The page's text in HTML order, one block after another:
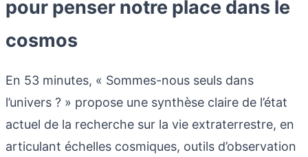
pour penser notre place dans le
cosmos
En 53 minutes, « Sommes-nous seuls dans
l’univers ? » propose une synthèse claire de l’état
actuel de la recherche sur la vie extraterrestre, en
articulant échelles cosmiques, outils d’observation